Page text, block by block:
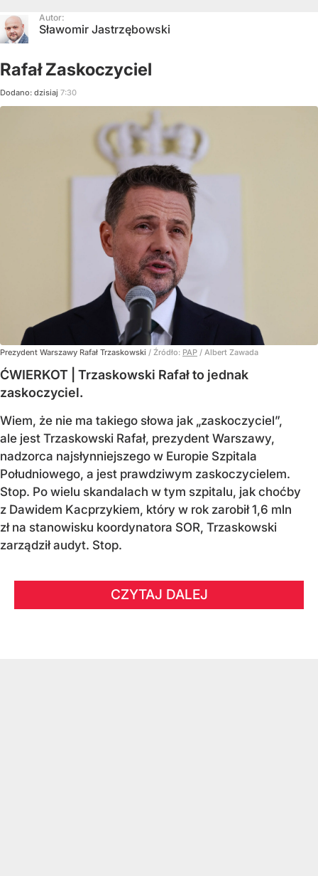
Autor:
Sławomir Jastrzębowski
Rafał Zaskoczyciel
Dodano: dzisiaj 7:30
Prezydent Warszawy Rafał Trzaskowski / Źródło: PAP / Albert Zawada
ĆWIERKOT | Trzaskowski Rafał to jednak
zaskoczyciel.
Wiem, że nie ma takiego słowa jak „zaskoczyciel”,
ale jest Trzaskowski Rafał, prezydent Warszawy,
nadzorca najsłynniejszego w Europie Szpitala
Południowego, a jest prawdziwym zaskoczycielem.
Stop. Po wielu skandalach w tym szpitalu, jak choćby
z Dawidem Kacprzykiem, który w rok zarobił 1,6 mln
zł na stanowisku koordynatora SOR, Trzaskowski
zarządził audyt. Stop.
CZYTAJ DALEJ